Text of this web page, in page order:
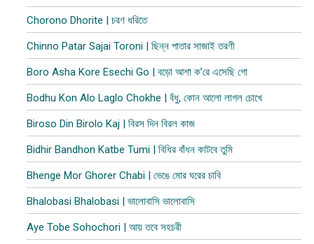
Chorono Dhorite | চরণ ধরিতে
Chinno Patar Sajai Toroni | ছিন্ন পাতার সাজাই তরণী
Boro Asha Kore Esechi Go | বড়ো আশা ক’রে এসেছি গো
Bodhu Kon Alo Laglo Chokhe | বঁধু, কোন আলো লাগল চোখে
Biroso Din Birolo Kaj | বিরস দিন বিরল কাজ
Bidhir Bandhon Katbe Tumi | বিধির বাঁধন কাটবে তুমি
Bhenge Mor Ghorer Chabi | ভেঙে মোর ঘরের চাবি
Bhalobasi Bhalobasi | ভালোবাসি ভালোবাসি
Aye Tobe Sohochori | আয় তবে সহচরী